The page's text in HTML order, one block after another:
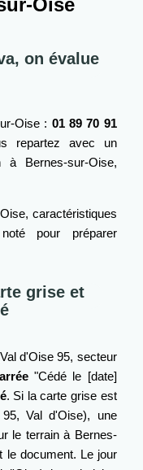
Oise
on évalue
Oise : 01 89 70 91
repartez avec un
à Bernes-sur-Oise,
caractéristiques
pour préparer
grise et
d'Oise 95, secteur
"Cédé le [date]
. Si la carte grise est
Val d'Oise), une
le terrain à Bernes-
le document. Le jour